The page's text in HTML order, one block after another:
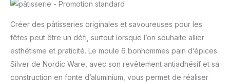
Créer des pâtisseries originales et savoureuses pour les
fêtes peut être un défi, surtout lorsque l’on souhaite allier
esthétisme et praticité. Le moule 6 bonhommes pain d’épices
Silver de Nordic Ware, avec son revêtement antiadhésif et sa
construction en fonte d’aluminium, vous permet de réaliser